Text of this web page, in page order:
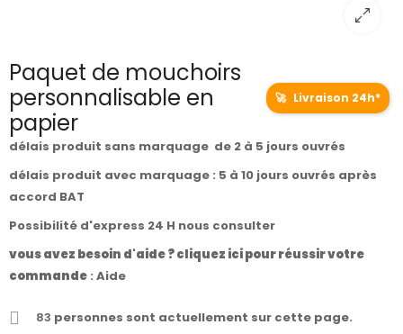
Paquet de mouchoirs
personnalisable en
papier
🚀 Livraison 24h*
délais produit sans marquage de 2 à 5 jours ouvrés
délais produit avec marquage : 5 à 10 jours ouvrés après
accord BAT
Possibilité d'express 24 H nous consulter
vous avez besoin d'aide ? cliquez ici pour réussir votre
commande : Aide
83 personnes sont actuellement sur cette page.